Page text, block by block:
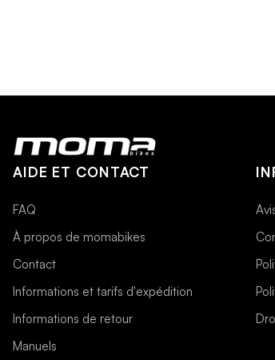
AIDE ET CONTACT
FAQ
À propos de momabikes
Contact
Informations et tarifs d'expédition
Informations de retour
Manuels